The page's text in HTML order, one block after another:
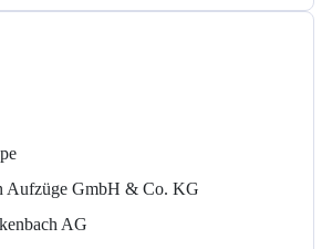
Aufzüge GmbH & Co. KG
AG